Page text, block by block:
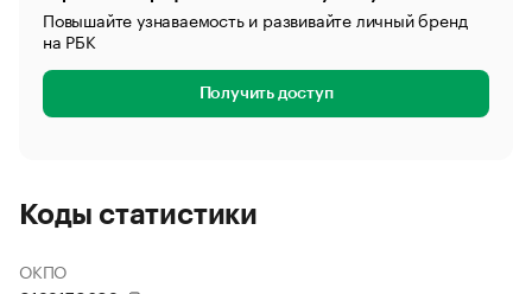
Повышайте узнаваемость и развивайте личный бренд
на РБК
Получить доступ
Коды статистики
ОКПО